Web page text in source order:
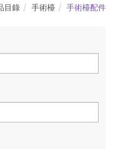
目錄 手術檯 手術檯配件